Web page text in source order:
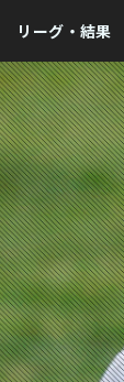
リーグ・結果